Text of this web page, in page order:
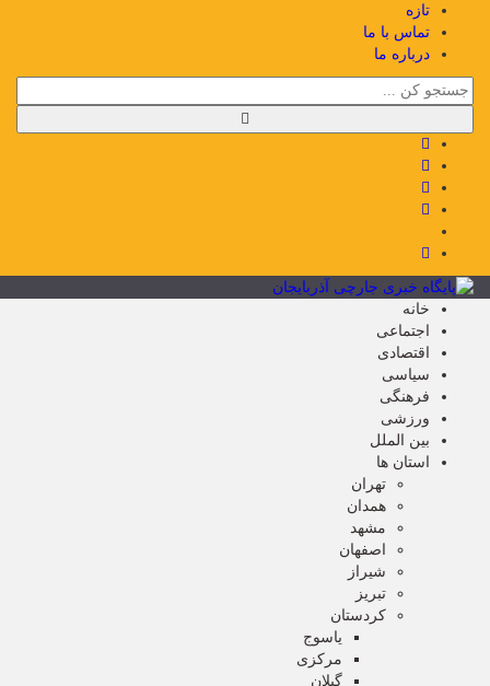
تازه
تماس با ما
درباره ما
خانه
اجتماعی
اقتصادی
سیاسی
فرهنگی
ورزشی
بین الملل
استان ها
تهران
همدان
مشهد
اصفهان
شیراز
تبریز
کردستان
یاسوج
مرکزی
گیلان